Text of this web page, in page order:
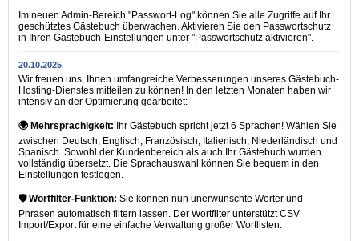
Im neuen Admin-Bereich "Passwort-Log" können Sie alle Zugriffe auf Ihr
geschütztes Gästebuch überwachen. Aktivieren Sie den Passwortschutz
in Ihren Gästebuch-Einstellungen unter "Passwortschutz aktivieren".
20.10.2025
Wir freuen uns, Ihnen umfangreiche Verbesserungen unseres Gästebuch-
Hosting-Dienstes mitteilen zu können! In den letzten Monaten haben wir
intensiv an der Optimierung gearbeitet:
🌍 Mehrsprachigkeit: Ihr Gästebuch spricht jetzt 6 Sprachen! Wählen Sie
zwischen Deutsch, Englisch, Französisch, Italienisch, Niederländisch und
Spanisch. Sowohl der Kundenbereich als auch Ihr Gästebuch wurden
vollständig übersetzt. Die Sprachauswahl können Sie bequem in den
Einstellungen festlegen.
🛡️ Wortfilter-Funktion: Sie können nun unerwünschte Wörter und
Phrasen automatisch filtern lassen. Der Wortfilter unterstützt CSV
Import/Export für eine einfache Verwaltung großer Wortlisten.